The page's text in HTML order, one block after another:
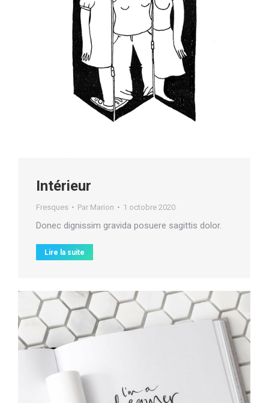
Intérieur
Fresques Par Marion 1 octobre 2020
Donec dignissim gravida posuere sagittis dolor.
Lire la suite